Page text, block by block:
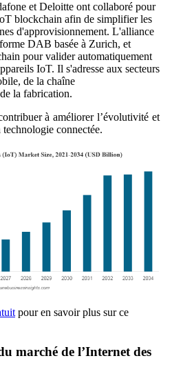
et Deloitte ont collaboré pour
blockchain afin de simplifier les
d'approvisionnement. L'alliance
DAB basée à Zurich, et
pour valider automatiquement
IoT. Il s'adresse aux secteurs
de la chaîne
la fabrication.
à améliorer l’évolutivité et
connectée.
pour en savoir plus sur ce
marché de l’Internet des